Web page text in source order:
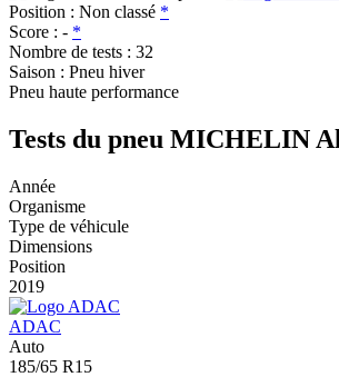
Position : Non classé *
Score : - *
Nombre de tests : 32
Saison : Pneu hiver
Pneu haute performance
Tests du pneu MICHELIN
Année
Organisme
Type de véhicule
Dimensions
Position
2019
ADAC
Auto
185/65 R15